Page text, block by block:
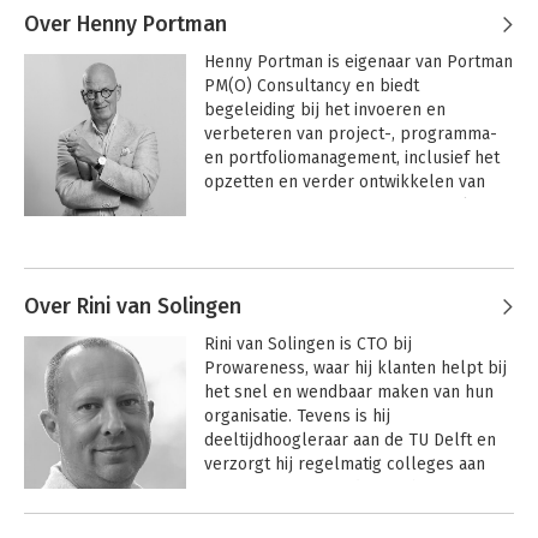
Over Henny Portman
Henny Portman is eigenaar van Portman
PM(O) Consultancy en biedt
begeleiding bij het invoeren en
verbeteren van project-, programma-
en portfoliomanagement, inclusief het
opzetten en verder ontwikkelen van
agile in organisaties' en 'Agile with a
Over Rini van Solingen
Rini van Solingen is CTO bij
Prowareness, waar hij klanten helpt bij
het snel en wendbaar maken van hun
organisatie. Tevens is hij
deeltijdhoogleraar aan de TU Delft en
verzorgt hij regelmatig colleges aan
technische informatica gestudeerd aan